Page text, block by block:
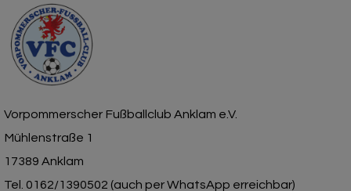
Vorpommerscher Fußballclub Anklam e.V.
Mühlenstraße 1
17389 Anklam
Tel. 0162/1390502 (auch per WhatsApp erreichbar)